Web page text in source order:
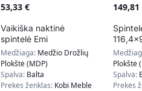
53,33€
Vaikiška naktinė
spintelė Emi
40,5x37x40 cm,
juodos rankenėlės
Medžiaga: Medžio Drožlių
Plokštė (MDP)
Spalva: Balta
Prekės ženklas: Kobi Meble
149,81
baltos
Plokštė
Spalva:
Prekės